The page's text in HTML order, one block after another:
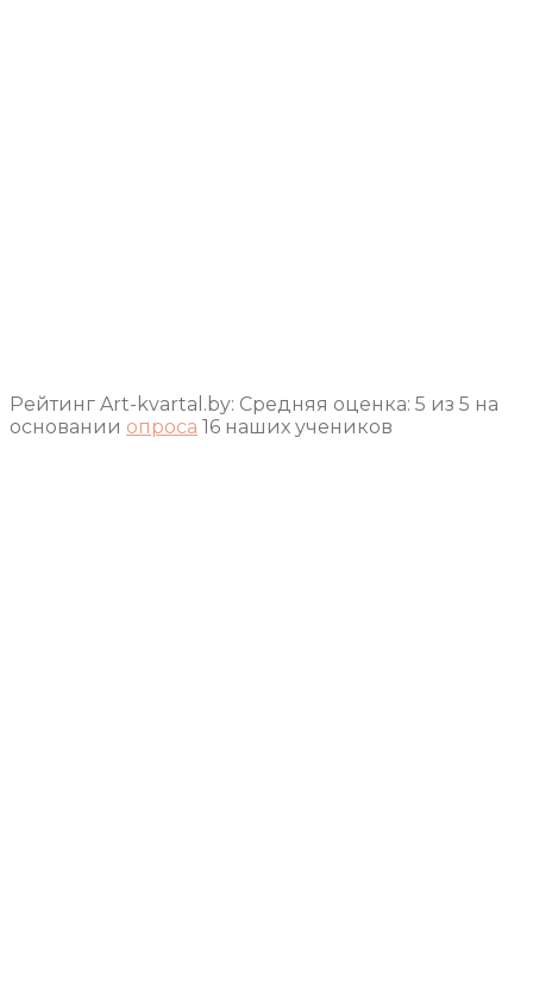
Рейтинг Art-kvartal.by: Средняя оценка: 5 из 5 на
основании опроса 16 наших учеников